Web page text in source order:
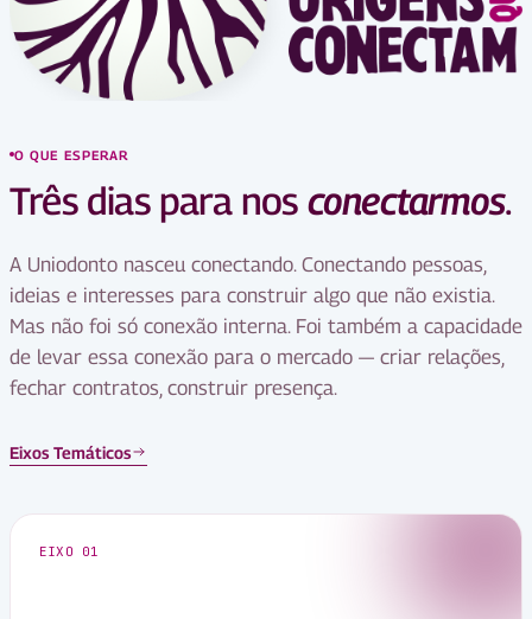
O QUE ESPERAR
Três dias para nos conectarmos.
A Uniodonto nasceu conectando. Conectando pessoas,
ideias e interesses para construir algo que não existia.
Mas não foi só conexão interna. Foi também a capacidade
de levar essa conexão para o mercado — criar relações,
fechar contratos, construir presença.
Eixos Temáticos
EIXO 01